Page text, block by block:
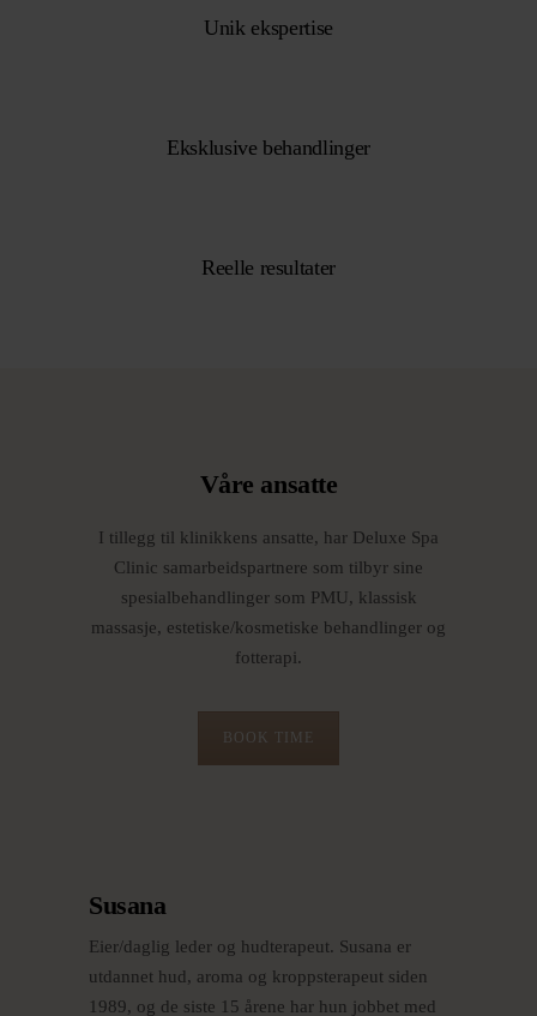
Unik ekspertise
Eksklusive behandlinger
Reelle resultater
Våre ansatte
I tillegg til klinikkens ansatte, har Deluxe Spa
Clinic samarbeidspartnere som tilbyr sine
spesialbehandlinger som PMU, klassisk
massasje, estetiske/kosmetiske behandlinger og
fotterapi.
BOOK TIME
Susana
Eier/daglig leder og hudterapeut. Susana er
utdannet hud, aroma og kroppsterapeut siden
1989, og de siste 15 årene har hun jobbet med